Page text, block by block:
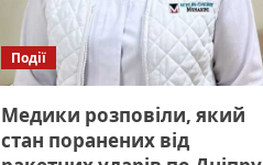
Події
Медики розповіли, який
стан поранених від